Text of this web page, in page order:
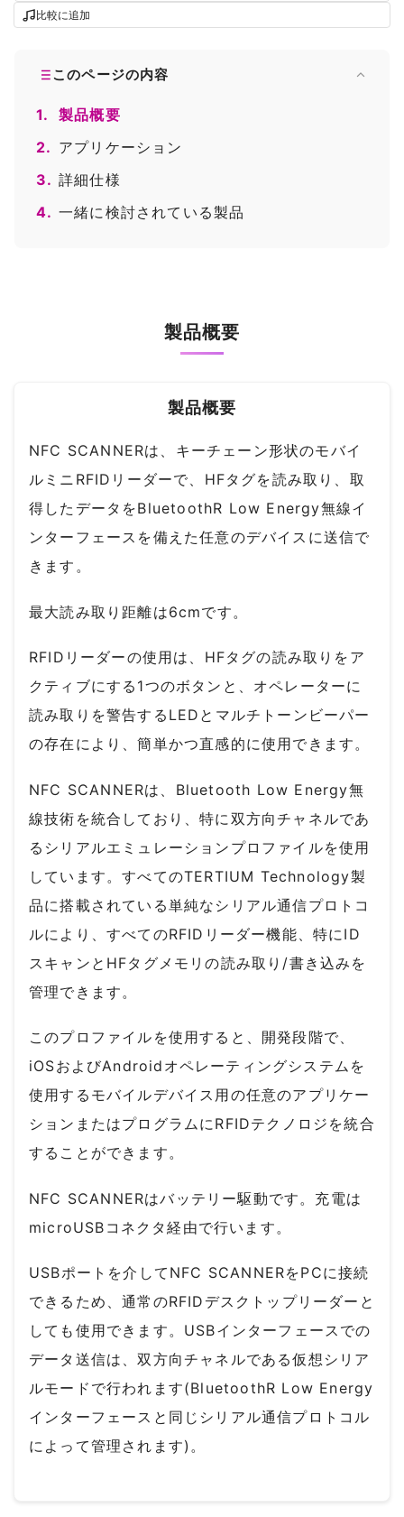
比較に追加
このページの内容
1.
製品概要
2. アプリケーション
3. 詳細仕様
4. 一緒に検討されている製品
製品概要
製品概要
NFC SCANNERは、キーチェーン形状のモバイ
ルミニRFIDリーダーで、HFタグを読み取り、取
得したデータをBluetoothR Low Energy無線イ
ンターフェースを備えた任意のデバイスに送信で
きます。
最大読み取り距離は6cmです。
RFIDリーダーの使用は、HFタグの読み取りをア
クティブにする1つのボタンと、オペレーターに
読み取りを警告するLEDとマルチトーンビーパー
の存在により、簡単かつ直感的に使用できます。
NFC SCANNERは、Bluetooth Low Energy無
線技術を統合しており、特に双方向チャネルであ
るシリアルエミュレーションプロファイルを使用
しています。すべてのTERTIUM Technology製
品に搭載されている単純なシリアル通信プロトコ
ルにより、すべてのRFIDリーダー機能、特にID
スキャンとHFタグメモリの読み取り/書き込みを
管理できます。
このプロファイルを使用すると、開発段階で、
iOSおよびAndroidオペレーティングシステムを
使用するモバイルデバイス用の任意のアプリケー
ションまたはプログラムにRFIDテクノロジを統合
することができます。
NFC SCANNERはバッテリー駆動です。充電は
microUSBコネクタ経由で行います。
USBポートを介してNFC SCANNERをPCに接続
できるため、通常のRFIDデスクトップリーダーと
しても使用できます。USBインターフェースでの
データ送信は、双方向チャネルである仮想シリア
ルモードで行われます(BluetoothR Low Energy
インターフェースと同じシリアル通信プロトコル
によって管理されます)。